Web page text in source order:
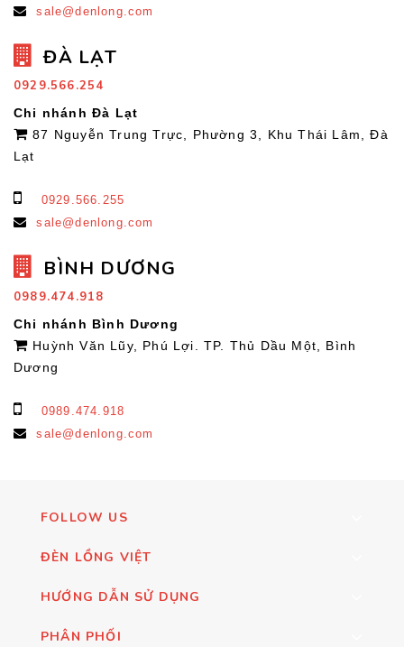
sale@denlong.com
ĐÀ LẠT
0929.566.254
Chi nhánh Đà Lạt
87 Nguyễn Trung Trực, Phường 3, Khu Thái Lâm, Đà
Lạt
0929.566.255
sale@denlong.com
BÌNH DƯƠNG
0989.474.918
Chi nhánh Bình Dương
Huỳnh Văn Lũy, Phú Lợi. TP. Thủ Dầu Một, Bình
Dương
0989.474.918
sale@denlong.com
FOLLOW US
ĐÈN LỒNG VIỆT
HƯỚNG DẪN SỬ DỤNG
PHÂN PHỐI